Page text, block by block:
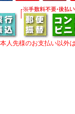
人先様のお支払い以外